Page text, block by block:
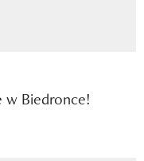
w Biedronce!